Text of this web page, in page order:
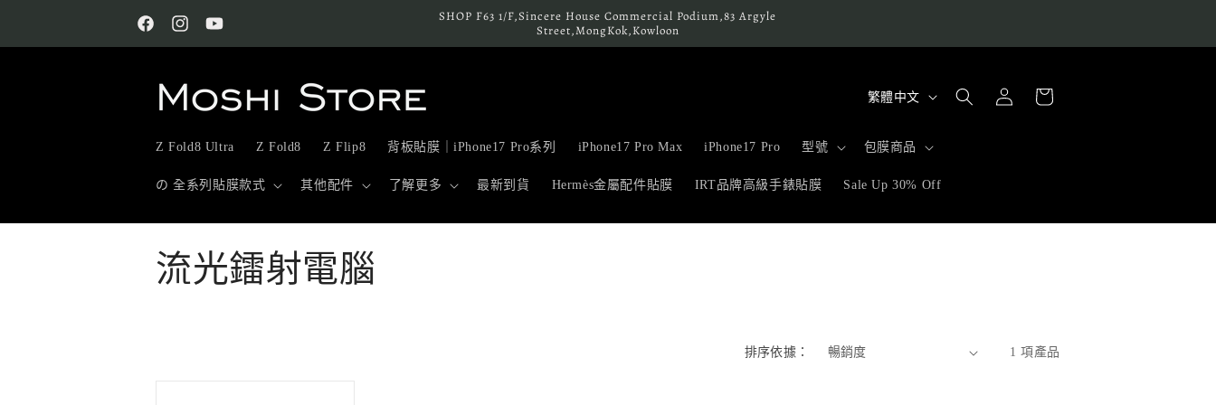
FacebookInstagramYouTube
SHOP F63 1/F,Sincere House Commercial Podium,83 Argyle
Street,MongKok,Kowloon
Z Fold8 Ultra Z Fold8 Z Flip8 背板貼膜｜iPhone17 Pro系列 iPhone17 Pro Max iPhone17 Pro 型號 包膜商品
の 全系列貼膜款式 其他配件 了解更多 最新到貨 Hermès金屬配件貼膜 IRT品牌高級手錶貼膜 Sale Up 30% Off
語
繁體中文
登
入
物
商
流光鐳射電腦
排序依據： 1 項產品